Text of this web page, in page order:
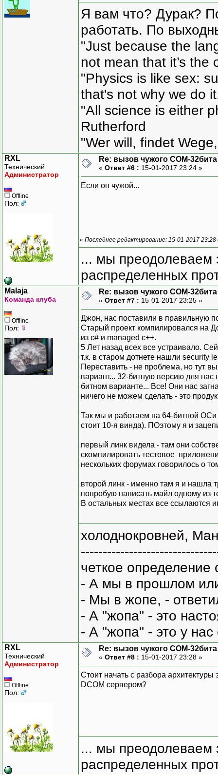
Я вам что? Дурак?
работать. По
"Just because the
not mean that it’s the
"Physics is like sex:
that's not why we do
"All science is either
Rutherford
"Wer will, findet
RXL
Технический
Администратор
Offline
Пол:
Re: вызов чужого COM-
« Ответ #6 : 15-01-2017 23:24 »
Если он чужой...
« Последнее редактирование: 15-01-2017
... мы преодолеваем
распределенных
Malaja
Команда клуба
Offline
Пол:
Re: вызов чужого COM-
« Ответ #7 : 15-01-2017 23:25 »
Джон, нас поставили в правильную
Старый проект компилировался на
из c# и managed c++.
5 Лет назад всех все устраивало.
т.к. в старом дотнете нашли security
Переставить - не проблема, но тут
вариант... 32-битную версию для нас
битном варианте... Все! Они нас
ничего не можем сделать - это
Так мы и работаем на 64-битной ОСи
стоит 10-я винда). ПОэтому я и
первый линк видела - там они
скомпилировать тестовое
нескольких форумах говорилось о
второй линк - именно там я и нашла
попробую написать майл одному из
В остальных местах все ссылаются
холоднокровней,
четкое
- А мы в прошлом
- Мы в жопе, -
- А "жопа" - это
- А "жопа" - это у
RXL
Технический
Администратор
Offline
Пол:
Re: вызов чужого COM-
« Ответ #8 : 15-01-2017 23:28 »
Стоит начать с разбора
DCOM сервером?
... мы преодолеваем
распределенных